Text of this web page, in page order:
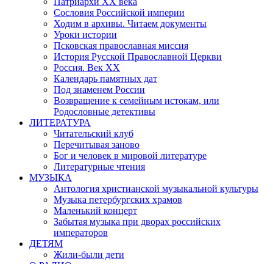
Сословия Российской империи
Ходим в архивы. Читаем документы
Уроки истории
Псковская православная миссия
История Русской Православной Церкви
Россия. Век ХХ
Календарь памятных дат
Под знаменем России
Возвращение к семейным истокам, или
Родословные детективы
ЛИТЕРАТУРА
Читательский клуб
Перечитывая заново
Бог и человек в мировой литературе
Литературные чтения
МУЗЫКА
Антология христианской музыкальной культуры
Музыка петербургских храмов
Маленький концерт
Забытая музыка при дворах российских
императоров
ДЕТЯМ
Жили-были дети